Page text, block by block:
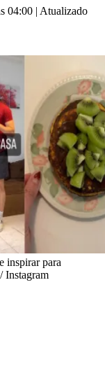
04:00 | Atualizado
inspirar para
Instagram